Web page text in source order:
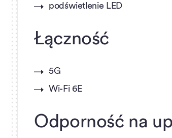
podświetlenie LED
Łączność
5G
Wi-Fi 6E
Odporność na